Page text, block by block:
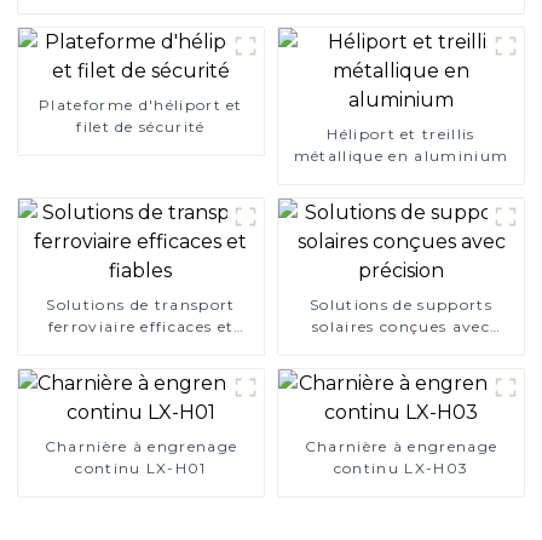
Plateforme d'héliport et
filet de sécurité
Héliport et treillis
métallique en aluminium
Solutions de transport
ferroviaire efficaces et
Solutions de supports
solaires conçues avec
Charnière à engrenage
continu LX-H01
Charnière à engrenage
continu LX-H03